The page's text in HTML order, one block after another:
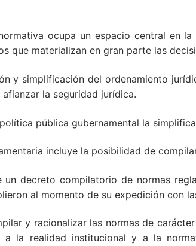
ocupa un espacio central en
que materializan en gran parte las
y simplificación del ordenamiento
la seguridad jurídica.
pública gubernamental la
incluye la posibilidad de
un decreto compilatorio de normas
al momento de su expedición con
y racionalizar las normas de
a la realidad institucional y a la